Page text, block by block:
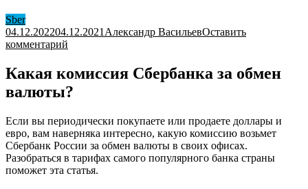
Sber
04.12.202204.12.2021 Александр ВасильевОставить
комментарий
Доллара
на
в
Челябинске
в
Сбербанке
•
Какая комиссия Сбербанка за обмен
валюты?
Если вы периодически покупаете или продаете доллары и
евро, вам наверняка интересно, какую комиссию возьмет
Сбербанк России за обмен валюты в своих офисах.
Разобраться в тарифах самого популярного банка страны
поможет эта статья.